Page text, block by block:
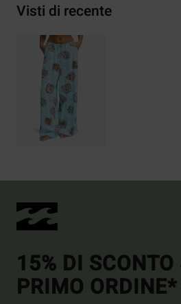
Visti di recente
15% DI
PRIMO ORDINE*